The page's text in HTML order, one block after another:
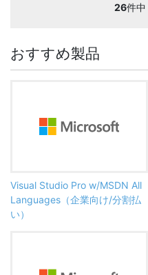
26件中
おすすめ製品
Visual Studio Pro w/MSDN All
Languages（企業向け/分割払
い）